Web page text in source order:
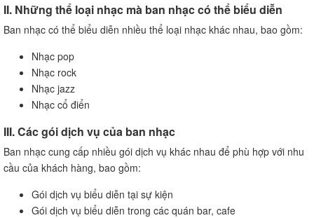
II. Những thể loại nhạc mà ban nhạc có thể biểu diễn
Ban nhạc có thể biểu diễn nhiều thể loại nhạc khác nhau, bao gồm:
Nhạc pop
Nhạc rock
Nhạc jazz
Nhạc cổ điển
III. Các gói dịch vụ của ban nhạc
Ban nhạc cung cấp nhiều gói dịch vụ khác nhau để phù hợp với nhu
cầu của khách hàng, bao gồm:
Gói dịch vụ biểu diễn tại sự kiện
Gói dịch vụ biểu diễn trong các quán bar, cafe